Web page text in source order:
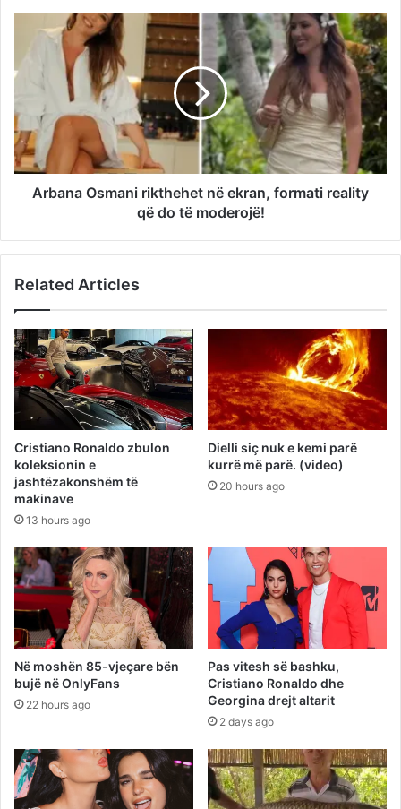
Arbana Osmani rikthehet në ekran, formati reality
që do të moderojë!
Related Articles
Cristiano Ronaldo zbulon
koleksionin e
jashtëzakonshëm të
makinave
13 hours ago
Dielli siç nuk e kemi parë
kurrë më parë. (video)
20 hours ago
Në moshën 85-vjeçare bën
bujë në OnlyFans
22 hours ago
Pas vitesh së bashku,
Cristiano Ronaldo dhe
Georgina drejt altarit
2 days ago